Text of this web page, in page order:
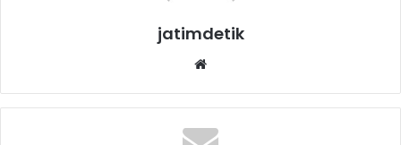
jatimdetik